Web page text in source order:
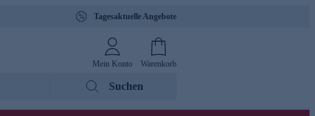
Tagesaktuelle Angebote
Mein Konto Warenkorb
Suchen